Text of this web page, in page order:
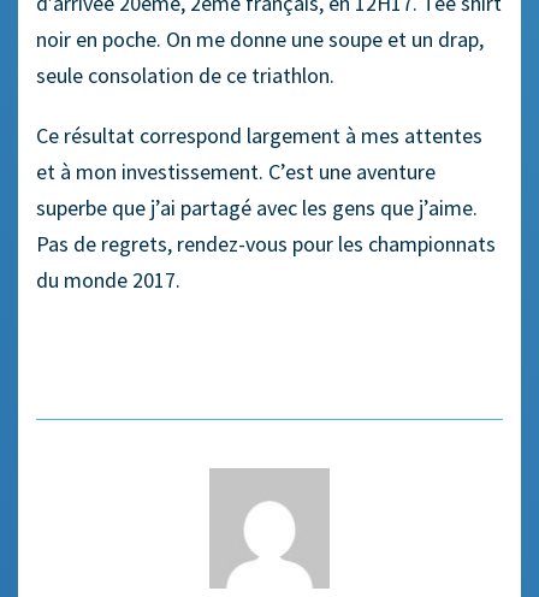
noir en poche. On me donne une soupe et un drap,
seule consolation de ce triathlon.
Ce résultat correspond largement à mes attentes
et à mon investissement. C’est une aventure
superbe que j’ai partagé avec les gens que j’aime.
Pas de regrets, rendez-vous pour les championnats
du monde 2017.